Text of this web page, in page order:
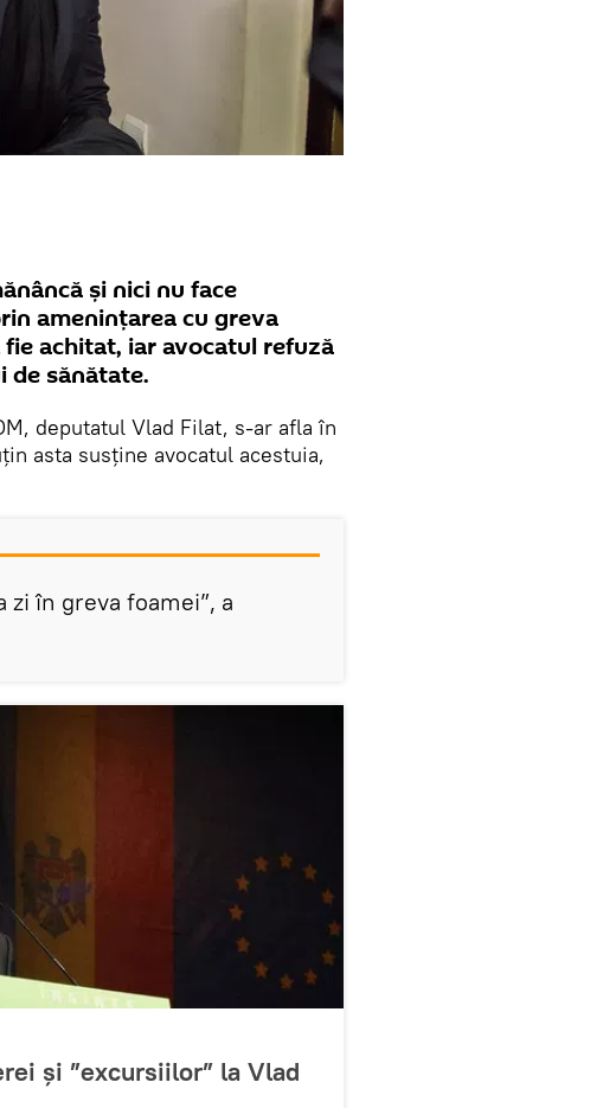
și nici nu face
amenințarea cu greva
achitat, iar avocatul refuză
de sănătate.
deputatul Vlad Filat, s-ar afla în
asta susține avocatul acestuia,
zi în greva foamei”, a
și ”excursiilor” la Vlad